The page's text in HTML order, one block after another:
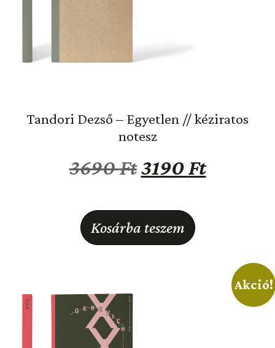
Tandori Dezső – Egyetlen // kéziratos
notesz
3690Ft3190Ft
Kosárba teszem
Akció!